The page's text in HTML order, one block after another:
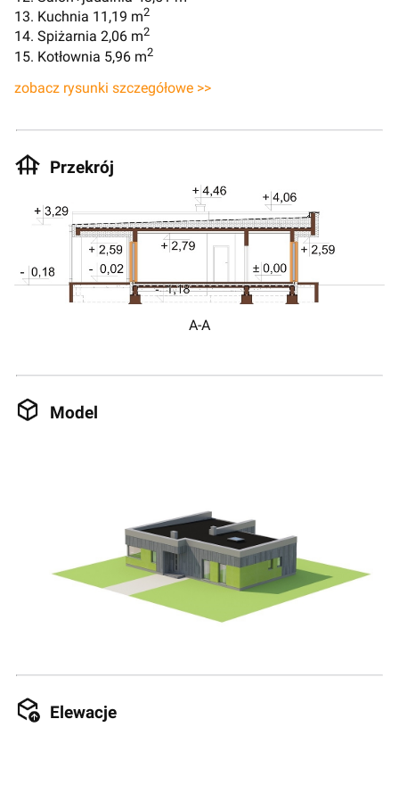
13. Kuchnia 11,19 m2
14. Spiżarnia 2,06 m2
15. Kotłownia 5,96 m2
zobacz rysunki szczegółowe >>
Przekrój
A-A
Model
Elewacje